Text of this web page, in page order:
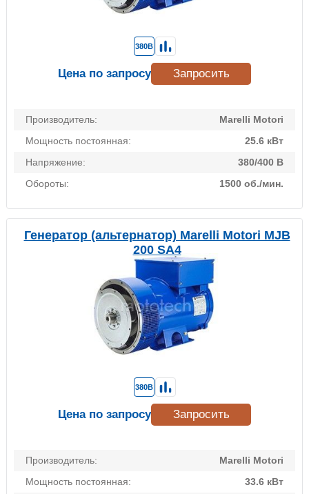
Производитель:
Marelli Motori
Мощность постоянная:
25.6 кВт
Напряжение:
380/400 В
Обороты:
1500 об./мин.
380В
Цена по запросу Запросить
Генератор (альтернатор) Marelli Motori MJB
200 SA4
Производитель:
Marelli Motori
Мощность постоянная:
33.6 кВт
380В
Цена по запросу Запросить